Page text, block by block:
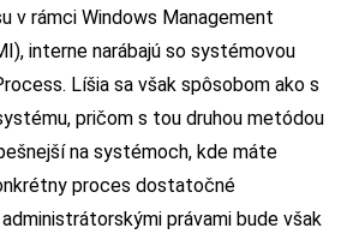
v rámci Windows Management
interne narábajú so systémovou
Líšia sa však spôsobom ako s
pričom s tou druhou metódou
na systémoch, kde máte
proces dostatočné
právami bude však